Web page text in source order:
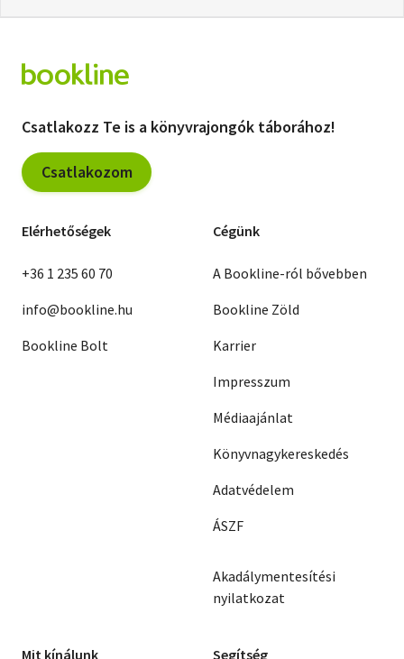
Csatlakozz Te is a könyvrajongók táborához!
Csatlakozom
Elérhetőségek
+36 1 235 60 70
info@bookline.hu
Bookline Bolt
Cégünk
A Bookline-ról bővebben
Bookline Zöld
Karrier
Impresszum
Médiaajánlat
Könyvnagykereskedés
Adatvédelem
ÁSZF
Akadálymentesítési
nyilatkozat
Mit kínálunk Segítség